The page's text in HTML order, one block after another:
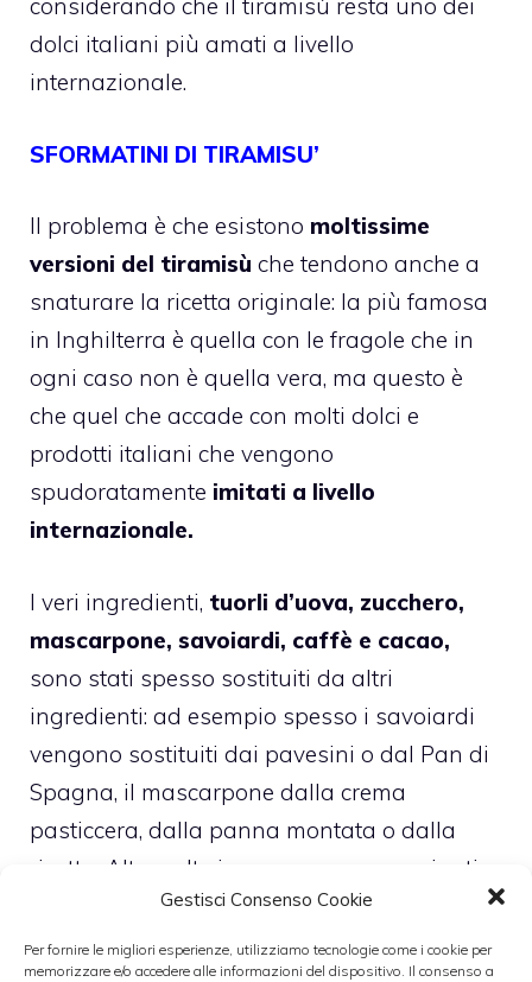
Gestisci Consenso Cookie
Per fornire le migliori esperienze, utilizziamo tecnologie come i cookie per
memorizzare e/o accedere alle informazioni del dispositivo. Il consenso a
considerando che il tiramisù resta uno dei
dolci italiani più amati a livello
internazionale.
SFORMATINI DI TIRAMISU’
Il problema è che esistono moltissime
versioni del tiramisù che tendono anche a
snaturare la ricetta originale: la più famosa
in Inghilterra è quella con le fragole che in
ogni caso non è quella vera, ma questo è
che quel che accade con molti dolci e
prodotti italiani che vengono
spudoratamente imitati a livello
internazionale.
I veri ingredienti, tuorli d’uova, zucchero,
mascarpone, savoiardi, caffè e cacao,
sono stati spesso sostituiti da altri
ingredienti: ad esempio spesso i savoiardi
vengono sostituiti dai pavesini o dal Pan di
Spagna, il mascarpone dalla crema
pasticcera, dalla panna montata o dalla
ricotta. Altre volte invece vengono aggiunti
altri tipi di ingredienti come liquore o fragole
che tendono inevitabilmente a cambiare il